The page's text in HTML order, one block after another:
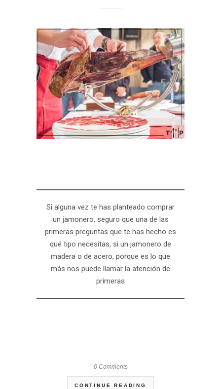
Si alguna vez te has planteado comprar
un jamonero, seguro que una de las
primeras preguntas que te has hecho es
qué tipo necesitas, si un jamonero de
madera o de acero, porque es lo que
más nos puede llamar la atención de
primeras
0 Comments
CONTINUE READING